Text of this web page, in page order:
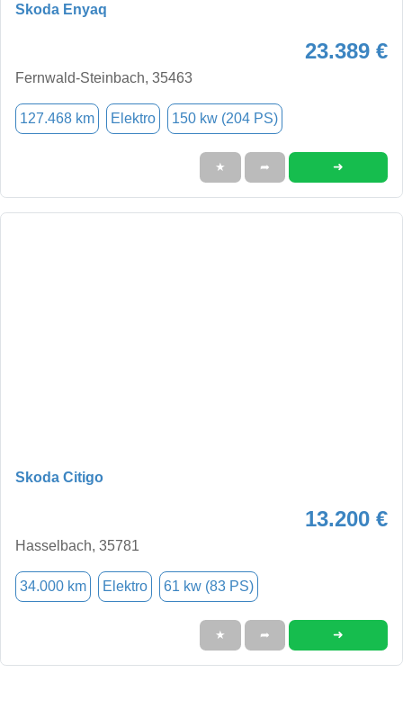
Skoda Enyaq
23.389 €
Fernwald-Steinbach, 35463
127.468 km Elektro 150 kw (204 PS)
★ ➦ ➜
Skoda Citigo
13.200 €
Hasselbach, 35781
34.000 km Elektro 61 kw (83 PS)
★ ➦ ➜